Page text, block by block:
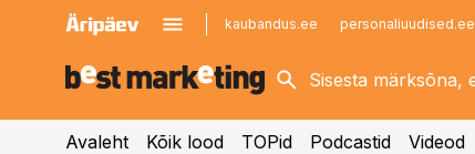
kaubandus.ee personaliuudised.ee
kinnisvarauudised.ee
logistikauudised.ee
imelineajalugu.ee
Avaleht Kõik lood TOPid Podcastid Videod